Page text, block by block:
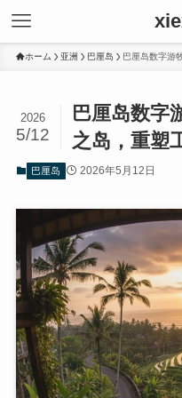
ホーム 亚洲 巴厘岛 巴厘岛数字游
巴厘岛数字
之岛，重塑
2026
5/12
巴厘岛 2026年5月12日